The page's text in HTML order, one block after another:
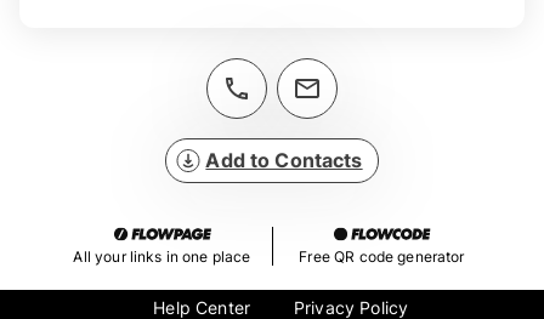
Add to Contacts
All your links in one place Free QR code generator
Help Center Privacy Policy